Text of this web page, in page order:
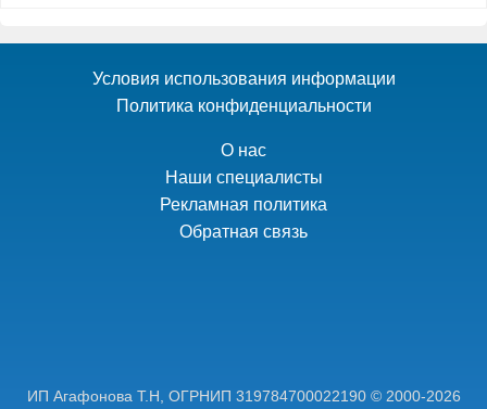
Условия использования информации
Политика конфиденциальности
О нас
Наши специалисты
Рекламная политика
Обратная связь
ИП Агафонова Т.Н, ОГРНИП 319784700022190 © 2000-2026